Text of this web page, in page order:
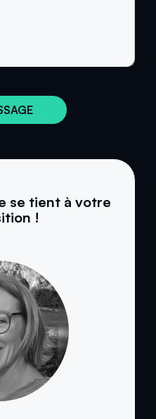
se tient à votre
!